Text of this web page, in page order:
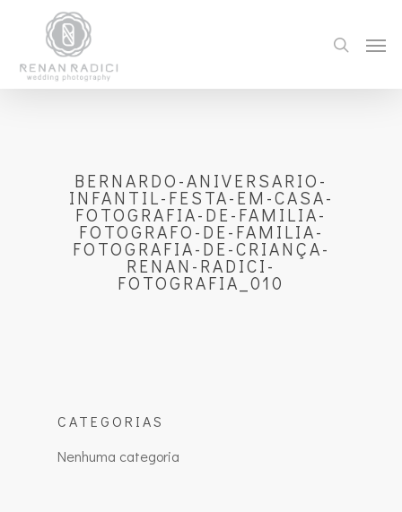
BERNARDO-ANIVERSARIO-
INFANTIL-FESTA-EM-CASA-
FOTOGRAFIA-DE-FAMILIA-
FOTOGRAFO-DE-FAMILIA-
FOTOGRAFIA-DE-CRIANÇA-
RENAN-RADICI-
FOTOGRAFIA_010
CATEGORIAS
Nenhuma categoria